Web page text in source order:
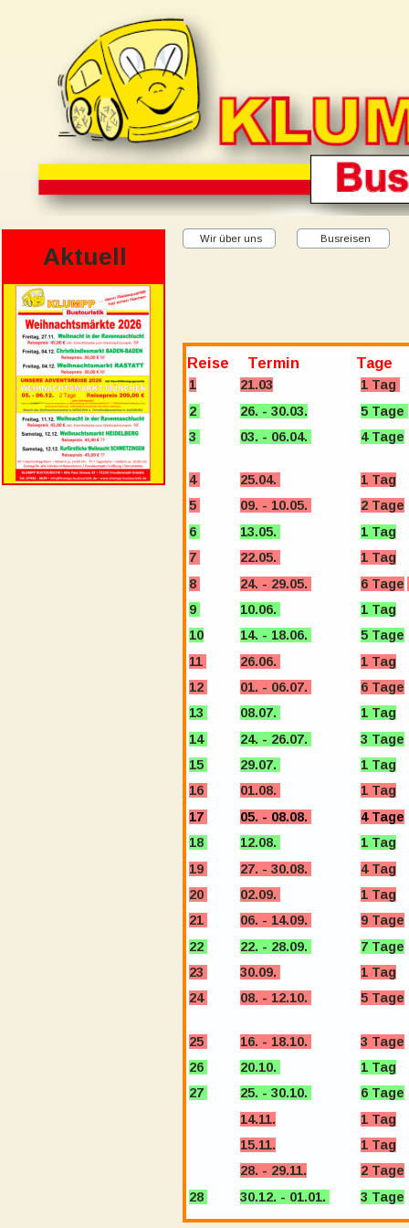
Wir über uns Busreisen
Aktuell
1 21.03
1 Tag
2
26. - 30.03.
5 Tage
3
03. - 06.04. 4 Tage
4 25.04.
1 Tag
5
09. - 10.05.
2 Tage
6
13.05.
1 Tag
7
22.05.
1 Tag
8
24. - 29.05.
6 Tage
9
10.06.
1 Tag
10
14. - 18.06.
5 Tage
11
26.06.
1 Tag
12
01. - 06.07.
6 Tage
13
08.07.
1 Tag
14
24. - 26.07.
3 Tage
15
29.07.
1 Tag
16
01.08.
1 Tag
17
05. - 08.08.
4 Tage
18
12.08.
1 Tag
19
27. - 30.08.
4 Tag
20
02.09.
1 Tag
21
06. - 14.09.
9 Tage
22
22. - 28.09.
7 Tage
23
30.09.
1 Tag
24
08. - 12.10. 5 Tage
25 16. - 18.10.
3 Tage
26
20.10.
1 Tag
27
25. - 30.10.
6 Tage
14.11.
1 Tag
15.11.
1 Tag
28. - 29.11.
2 Tage
28
30.12. - 01.01. 3 Tage
Reise    Termin